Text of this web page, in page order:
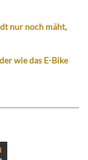
nur noch mäht,
wie das E-Bike